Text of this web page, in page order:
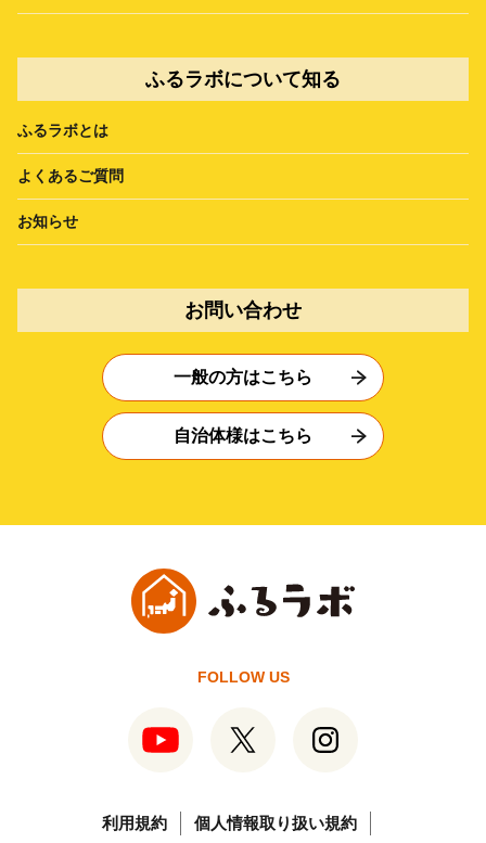
ふるラボについて知る
ふるラボとは
よくあるご質問
お知らせ
お問い合わせ
一般の方はこちら
自治体様はこちら
FOLLOW US
利用規約 個人情報取り扱い規約